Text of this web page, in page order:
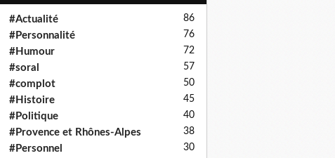
#Actualité 86
#Personnalité 76
#Humour 72
#soral 57
#complot 50
#Histoire 45
#Politique 40
#Provence et Rhônes-Alpes 38
#Personnel 30